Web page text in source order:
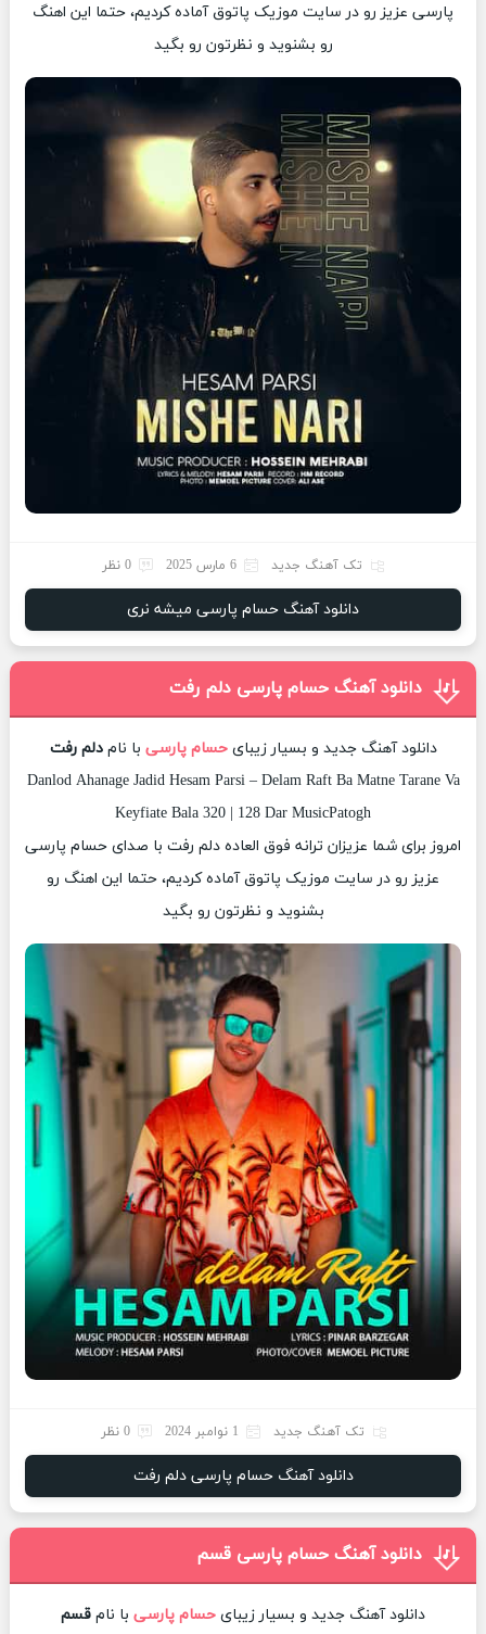
پارسی عزیز رو در سایت موزیک پاتوق آماده کردیم، حتما این اهنگ
رو بشنوید و نظرتون رو بگید
تک آهنگ جدید 6 مارس 2025 0 نظر
دانلود آهنگ حسام پارسی میشه نری
دانلود آهنگ حسام پارسی دلم رفت
دانلود آهنگ جدید و بسیار زیبایحسام پارسی با نامدلم رفت
Danlod Ahanage Jadid Hesam Parsi – Delam Raft Ba Matne Tarane Va
Keyfiate Bala 320 | 128 Dar MusicPatogh
امروز برای شما عزیزان ترانه فوق العاده دلم رفت با صدای حسام پارسی
عزیز رو در سایت موزیک پاتوق آماده کردیم، حتما این اهنگ رو
بشنوید و نظرتون رو بگید
تک آهنگ جدید 1 نوامبر 2024 0 نظر
دانلود آهنگ حسام پارسی دلم رفت
دانلود آهنگ حسام پارسی قسم
دانلود آهنگ جدید و بسیار زیبای حسام پارسی با نام قسم